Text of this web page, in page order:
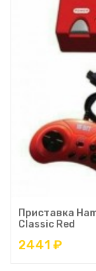
Приставка
Classic Red
2441 ₽